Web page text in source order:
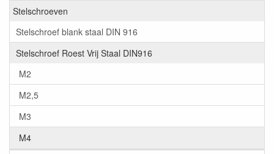
Stelschroeven
Stelschroef blank staal DIN 916
Stelschroef Roest Vrij Staal DIN916
M2
M2,5
M3
M4